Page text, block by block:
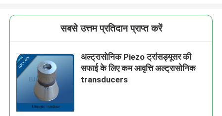
सबसे उत्तम प्रतिदान प्राप्त करें
अल्ट्रासोनिक Piezo ट्रांसड्यूसर की
सफाई के लिए कम आवृत्ति अल्ट्रासोनिक
transducers